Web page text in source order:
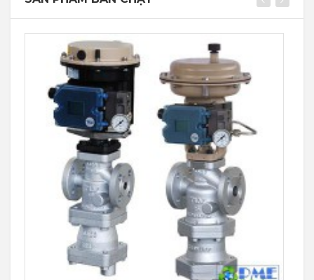
Thế Giới Van Công Nghiệp Phúc Minh
SẢN PHẨM BÁN CHẠY